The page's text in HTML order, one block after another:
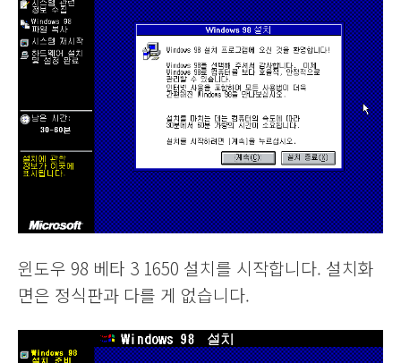
윈도우 98 베타 3 1650 설치를 시작합니다. 설치화
면은 정식판과 다를 게 없습니다.